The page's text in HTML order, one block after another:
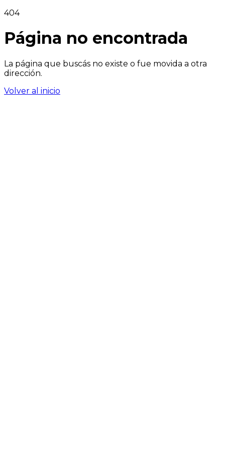
404
Página no encontrada
La página que buscás no existe o fue movida a otra
dirección.
Volver al inicio